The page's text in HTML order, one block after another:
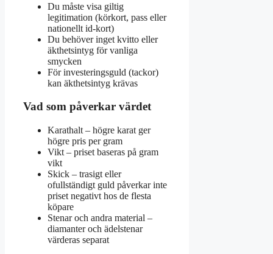
Du måste visa giltig
legitimation (körkort, pass eller
nationellt id-kort)
Du behöver inget kvitto eller
äkthetsintyg för vanliga
smycken
För investeringsguld (tackor)
kan äkthetsintyg krävas
Vad som påverkar värdet
Karathalt – högre karat ger
högre pris per gram
Vikt – priset baseras på gram
vikt
Skick – trasigt eller
ofullständigt guld påverkar inte
priset negativt hos de flesta
köpare
Stenar och andra material –
diamanter och ädelstenar
värderas separat